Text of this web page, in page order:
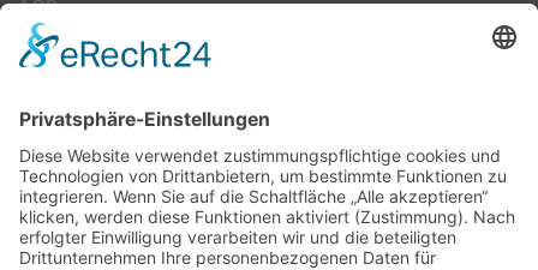
AGB
Datenschutz
Impressum
Widerrufsbelehrung
Widerrufsformular